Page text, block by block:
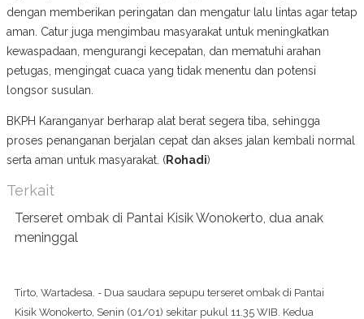
dengan memberikan peringatan dan mengatur lalu lintas agar tetap
aman. Catur juga mengimbau masyarakat untuk meningkatkan
kewaspadaan, mengurangi kecepatan, dan mematuhi arahan
petugas, mengingat cuaca yang tidak menentu dan potensi
longsor susulan.
BKPH Karanganyar berharap alat berat segera tiba, sehingga
proses penanganan berjalan cepat dan akses jalan kembali normal
serta aman untuk masyarakat. (Rohadi)
Terkait
Terseret ombak di Pantai Kisik Wonokerto, dua anak
meninggal
Tirto, Wartadesa. - Dua saudara sepupu terseret ombak di Pantai
Kisik Wonokerto, Senin (01/01) sekitar pukul 11.35 WIB. Kedua